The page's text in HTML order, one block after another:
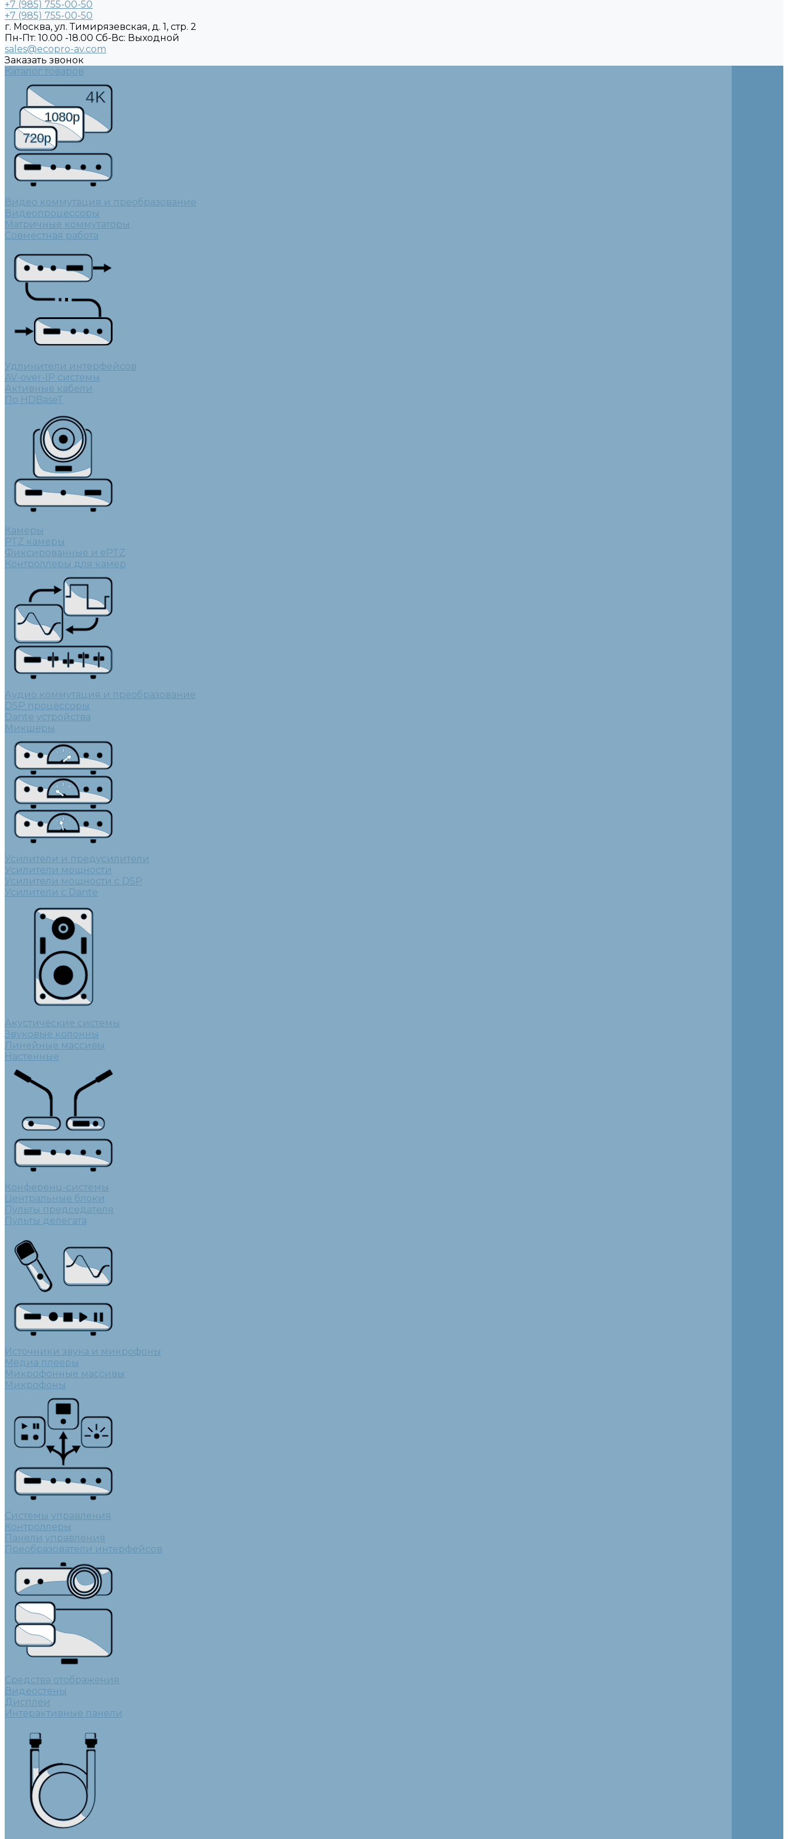
+7 (985) 755-00-50
+7 (985) 755-00-50
г. Москва, ул. Тимирязевская, д. 1, стр. 2
Пн-Пт: 10.00 -18.00 Cб-Вс: Выходной
sales@ecopro-av.com
Заказать звонок
Каталог товаров
1080p
4K
720p
Видео коммутация и преобразование
Видеопроцессоры
Матричные коммутаторы
Совместная работа
Удлинители интерфейсов
AV-over-IP системы
Активные кабели
По HDBaseT
Камеры
PTZ камеры
Фиксированные и ePTZ
Контроллеры для камер
Аудио коммутация и преобразование
DSP процессоры
Dante устройства
Микшеры
Усилители и предусилители
Усилители мощности
Усилители мощности с DSP
Усилители с Dante
Акустические системы
Звуковые колонны
Линейные массивы
Настенные
Конференц-системы
Центральные блоки
Пульты председателя
Пульты делегата
Источники звука и микрофоны
Медиа плееры
Микрофонные массивы
Микрофоны
Системы управления
Контроллеры
Панели управления
Преобразователи интерфейсов
Средства отображения
Видеостены
Дисплеи
Интерактивные панели